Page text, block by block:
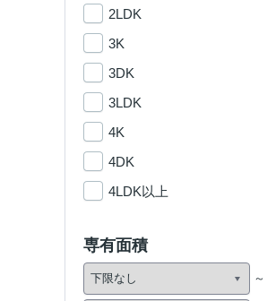
2LDK
3K
3DK
3LDK
4K
4DK
4LDK以上
専有面積